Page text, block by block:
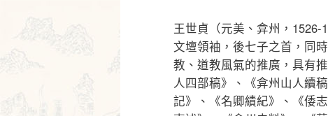
王世貞（元美、弇州，
文壇領袖，後七子之首，同
教、道教風氣的推廣，具有
人四部稿》、《弇州山人續
記》、《名卿績紀》、《倭